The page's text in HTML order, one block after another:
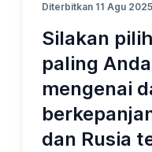
Diterbitkan 11 Agu 2025
Silakan
paling
mengenai
dan Rusia